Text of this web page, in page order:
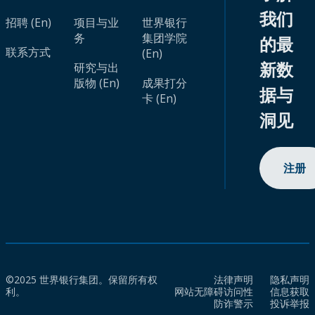
招聘 (En)
联系方式
项目与业
务
研究与出
版物 (En)
世界银行
集团学院
(En)
成果打分
卡 (En)
我们
的最
新数
据与
洞见
注册
©2025 世界银行集团。保留所有权
利。
法律声明
隐私声明
网站无障碍访问性
信息获取
防诈警示
投诉举报